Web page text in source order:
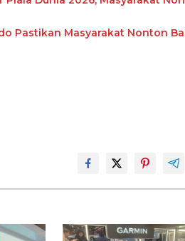
Pastikan Masyarakat Nonton